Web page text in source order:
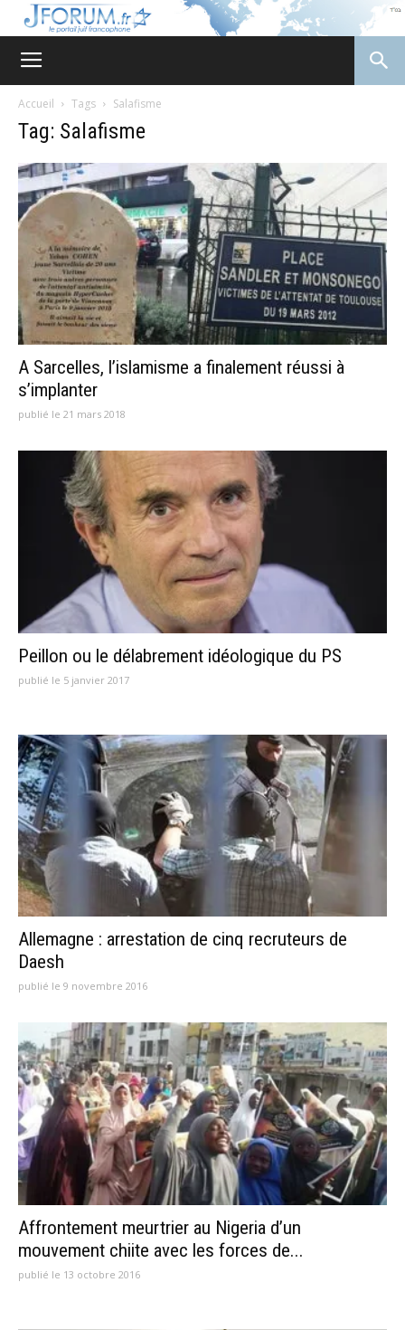
Accueil Tags Salafisme
Tag: Salafisme
A Sarcelles, l’islamisme a finalement réussi à
s’implanter
publié le 21 mars 2018
Peillon ou le délabrement idéologique du PS
publié le 5 janvier 2017
Allemagne : arrestation de cinq recruteurs de
Daesh
publié le 9 novembre 2016
Affrontement meurtrier au Nigeria d’un
mouvement chiite avec les forces de...
publié le 13 octobre 2016